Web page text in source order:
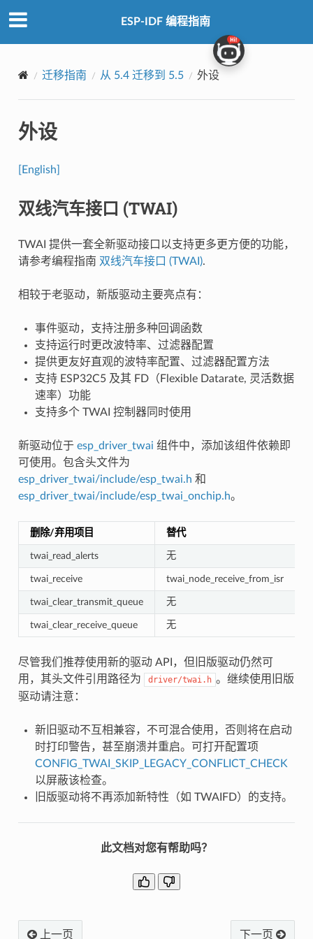
ESP-IDF 编程指南
迁移指南 从 5.4 迁移到 5.5 外设
外设
[English]
双线汽车接口 (TWAI)
TWAI 提供一套全新驱动接口以支持更多更方便的功能，
请参考编程指南 双线汽车接口 (TWAI).
相较于老驱动，新版驱动主要亮点有：
事件驱动，支持注册多种回调函数
支持运行时更改波特率、过滤器配置
提供更友好直观的波特率配置、过滤器配置方法
支持 ESP32C5 及其 FD（Flexible Datarate, 灵活数据
速率）功能
支持多个 TWAI 控制器同时使用
新驱动位于 esp_driver_twai 组件中，添加该组件依赖即
可使用。包含头文件为
esp_driver_twai/include/esp_twai.h 和
esp_driver_twai/include/esp_twai_onchip.h。
删除/弃用项目 替代
twai_read_alerts 无
twai_receive twai_node_receive_from_isr
twai_clear_transmit_queue 无
twai_clear_receive_queue 无
尽管我们推荐使用新的驱动 API，但旧版驱动仍然可
用，其头文件引用路径为
driver/twai.h 。继续使用旧版
驱动请注意：
新旧驱动不互相兼容，不可混合使用，否则将在启动
时打印警告，甚至崩溃并重启。可打开配置项
CONFIG_TWAI_SKIP_LEGACY_CONFLICT_CHECK
以屏蔽该检查。
旧版驱动将不再添加新特性（如 TWAIFD）的支持。
此文档对您有帮助吗？
上一页 下一页